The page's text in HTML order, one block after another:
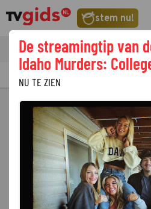
stem nu!
tvgids
PRIMETIME
De streamingtip van
Idaho Murders:
NU TE ZIEN